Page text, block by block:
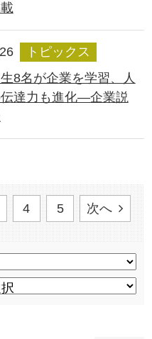
トピックス
8名が企業を学習、人
達力も進化―企業説
4 5 次へ